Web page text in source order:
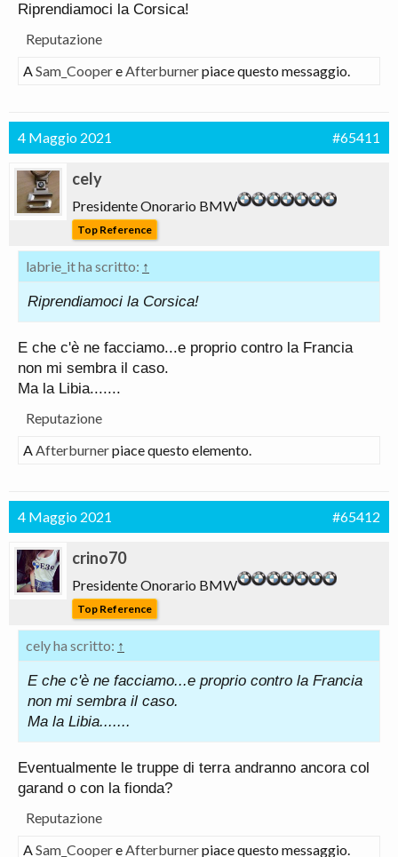
Riprendiamoci la Corsica!
Reputazione
ASam_CoopereAfterburnerpiace questo messaggio.
4 Maggio 2021 #65411
cely
Presidente Onorario BMW
Top Reference
labrie_it ha scritto: ↑
Riprendiamoci la Corsica!
E che c'è ne facciamo...e proprio contro la Francia
non mi sembra il caso.
Ma la Libia.......
Reputazione
AAfterburnerpiace questo elemento.
4 Maggio 2021 #65412
crino70
Presidente Onorario BMW
Top Reference
cely ha scritto: ↑
E che c'è ne facciamo...e proprio contro la Francia
non mi sembra il caso.
Ma la Libia.......
Eventualmente le truppe di terra andranno ancora col
garand o con la fionda?
Reputazione
ASam_CoopereAfterburnerpiace questo messaggio.